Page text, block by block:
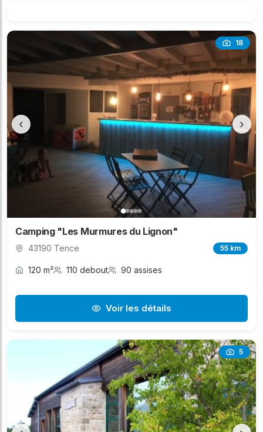
18
‹ ›
Camping "Les Murmures du Lignon"
43190 Tence 55 km
120 m² 110 debout 90 assises
Voir les détails
5